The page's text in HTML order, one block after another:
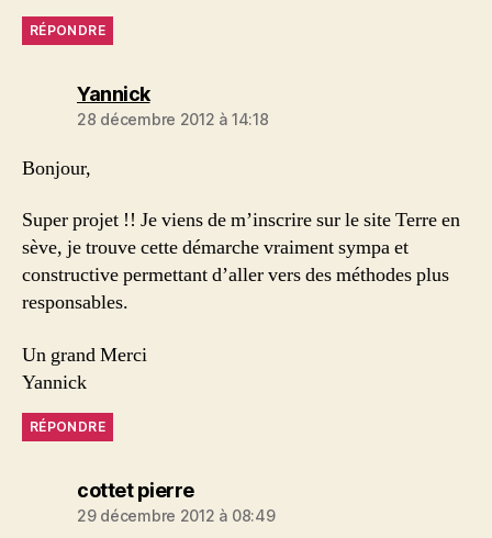
RÉPONDRE
Yannickdit :
28 décembre 2012 à 14:18
Bonjour,
Super projet !! Je viens de m’inscrire sur le site Terre en
sève, je trouve cette démarche vraiment sympa et
constructive permettant d’aller vers des méthodes plus
responsables.
Un grand Merci
Yannick
RÉPONDRE
cottet pierredit :
29 décembre 2012 à 08:49